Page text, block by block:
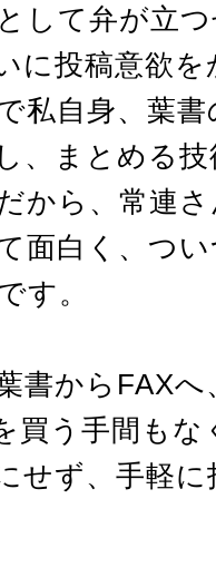
して弁が立
に投稿意欲
私自身、葉
、まとめる
から、常連
面白く、つ
す。
書からFAX
買う手間もな
せず、手軽